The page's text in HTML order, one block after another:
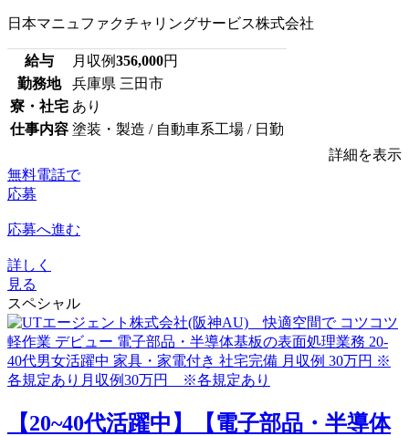
日本マニュファクチャリングサービス株式会社
給与 月収例356,000円
勤務地
兵庫県 三田市
寮・社宅 あり
仕事内容 塗装・製造 / 自動車系工場 / 日勤
詳細を表示
無料電話で
応募
応募へ進む
詳しく
見る
スペシャル
【20~40代活躍中】【電子部品・半導体